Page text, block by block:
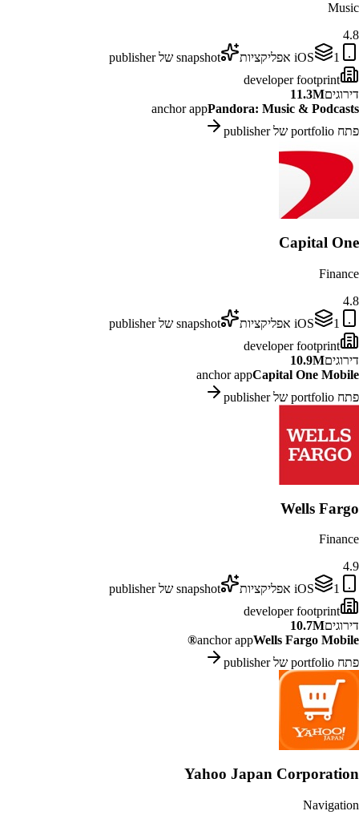
Music
4.8
iOS
1 אפליקציות
snapshot של publisher
developer footprint
דירוגים11.3M
anchor appPandora: Music & Podcasts
פתח portfolio של publisher
Capital One
Finance
4.8
iOS
1 אפליקציות
snapshot של publisher
developer footprint
דירוגים10.9M
anchor appCapital One Mobile
פתח portfolio של publisher
Wells Fargo
Finance
4.9
iOS
1 אפליקציות
snapshot של publisher
developer footprint
דירוגים10.7M
anchor appWells Fargo Mobile®
פתח portfolio של publisher
Yahoo Japan Corporation
Navigation